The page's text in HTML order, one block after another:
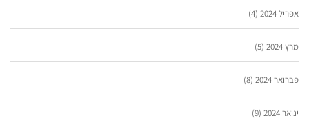
אפריל 2024 (4)
מרץ 2024 (5)
פברואר 2024 (8)
ינואר 2024 (9)